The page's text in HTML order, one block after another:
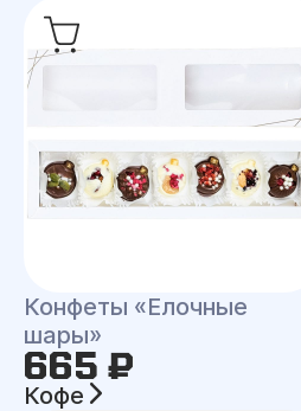
Конфеты «Елочные
шары»
665 ₽
Кофе